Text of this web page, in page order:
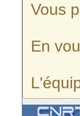
Vous
En